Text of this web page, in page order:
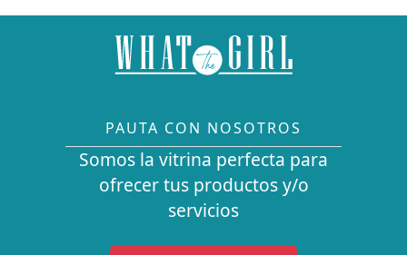
PAUTA CON NOSOTROS
Somos la vitrina perfecta para
ofrecer tus productos y/o
servicios